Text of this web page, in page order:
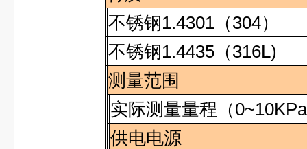
不锈钢1.4301 （304）
不锈钢1.4435 （316L)
测量范围
实际测量量程（
供电电源